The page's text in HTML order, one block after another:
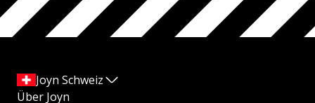
Joyn Schweiz
Über Joyn